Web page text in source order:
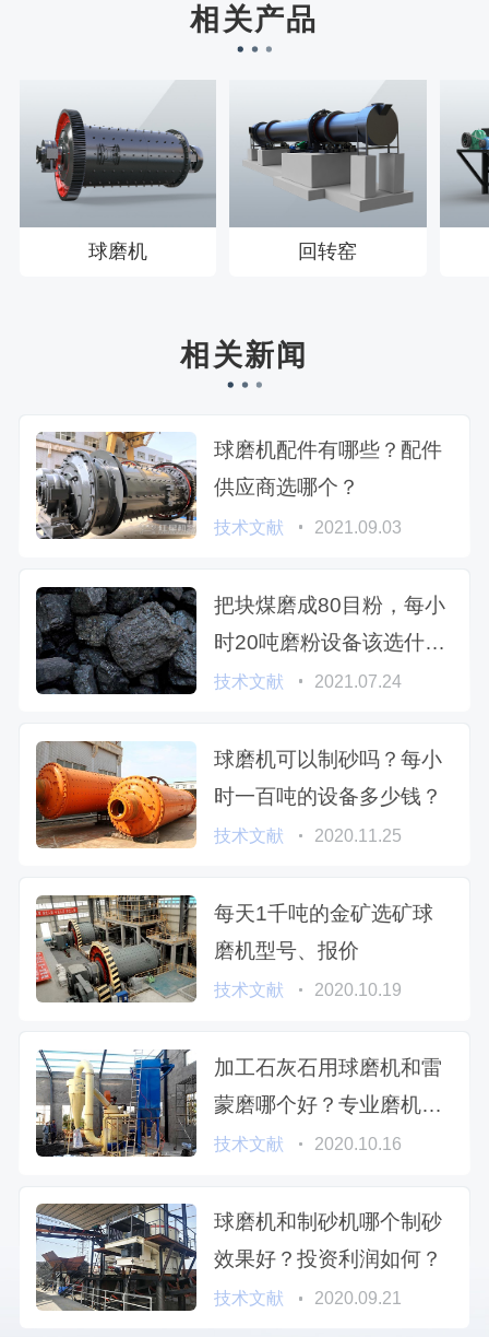
王先生183****6078刚刚预约成功！
相关产品
球磨机 回转窑
相关新闻
球磨机配件有哪些？配件
供应商选哪个？
技术文献 2021.09.03
把块煤磨成80目粉，每小
时20吨磨粉设备该选什么
型号
技术文献 2021.07.24
球磨机可以制砂吗？每小
时一百吨的设备多少钱？
技术文献 2020.11.25
每天1千吨的金矿选矿球
磨机型号、报价
技术文献 2020.10.19
加工石灰石用球磨机和雷
蒙磨哪个好？专业磨机厂
家为您解析
技术文献 2020.10.16
球磨机和制砂机哪个制砂
效果好？投资利润如何？
技术文献 2020.09.21